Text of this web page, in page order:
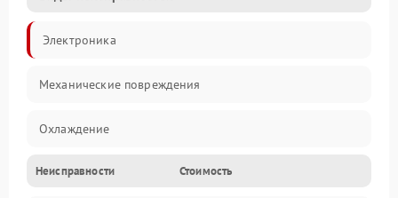
Электроника
Механические повреждения
Охлаждение
Механика
Неисправности Стоимость